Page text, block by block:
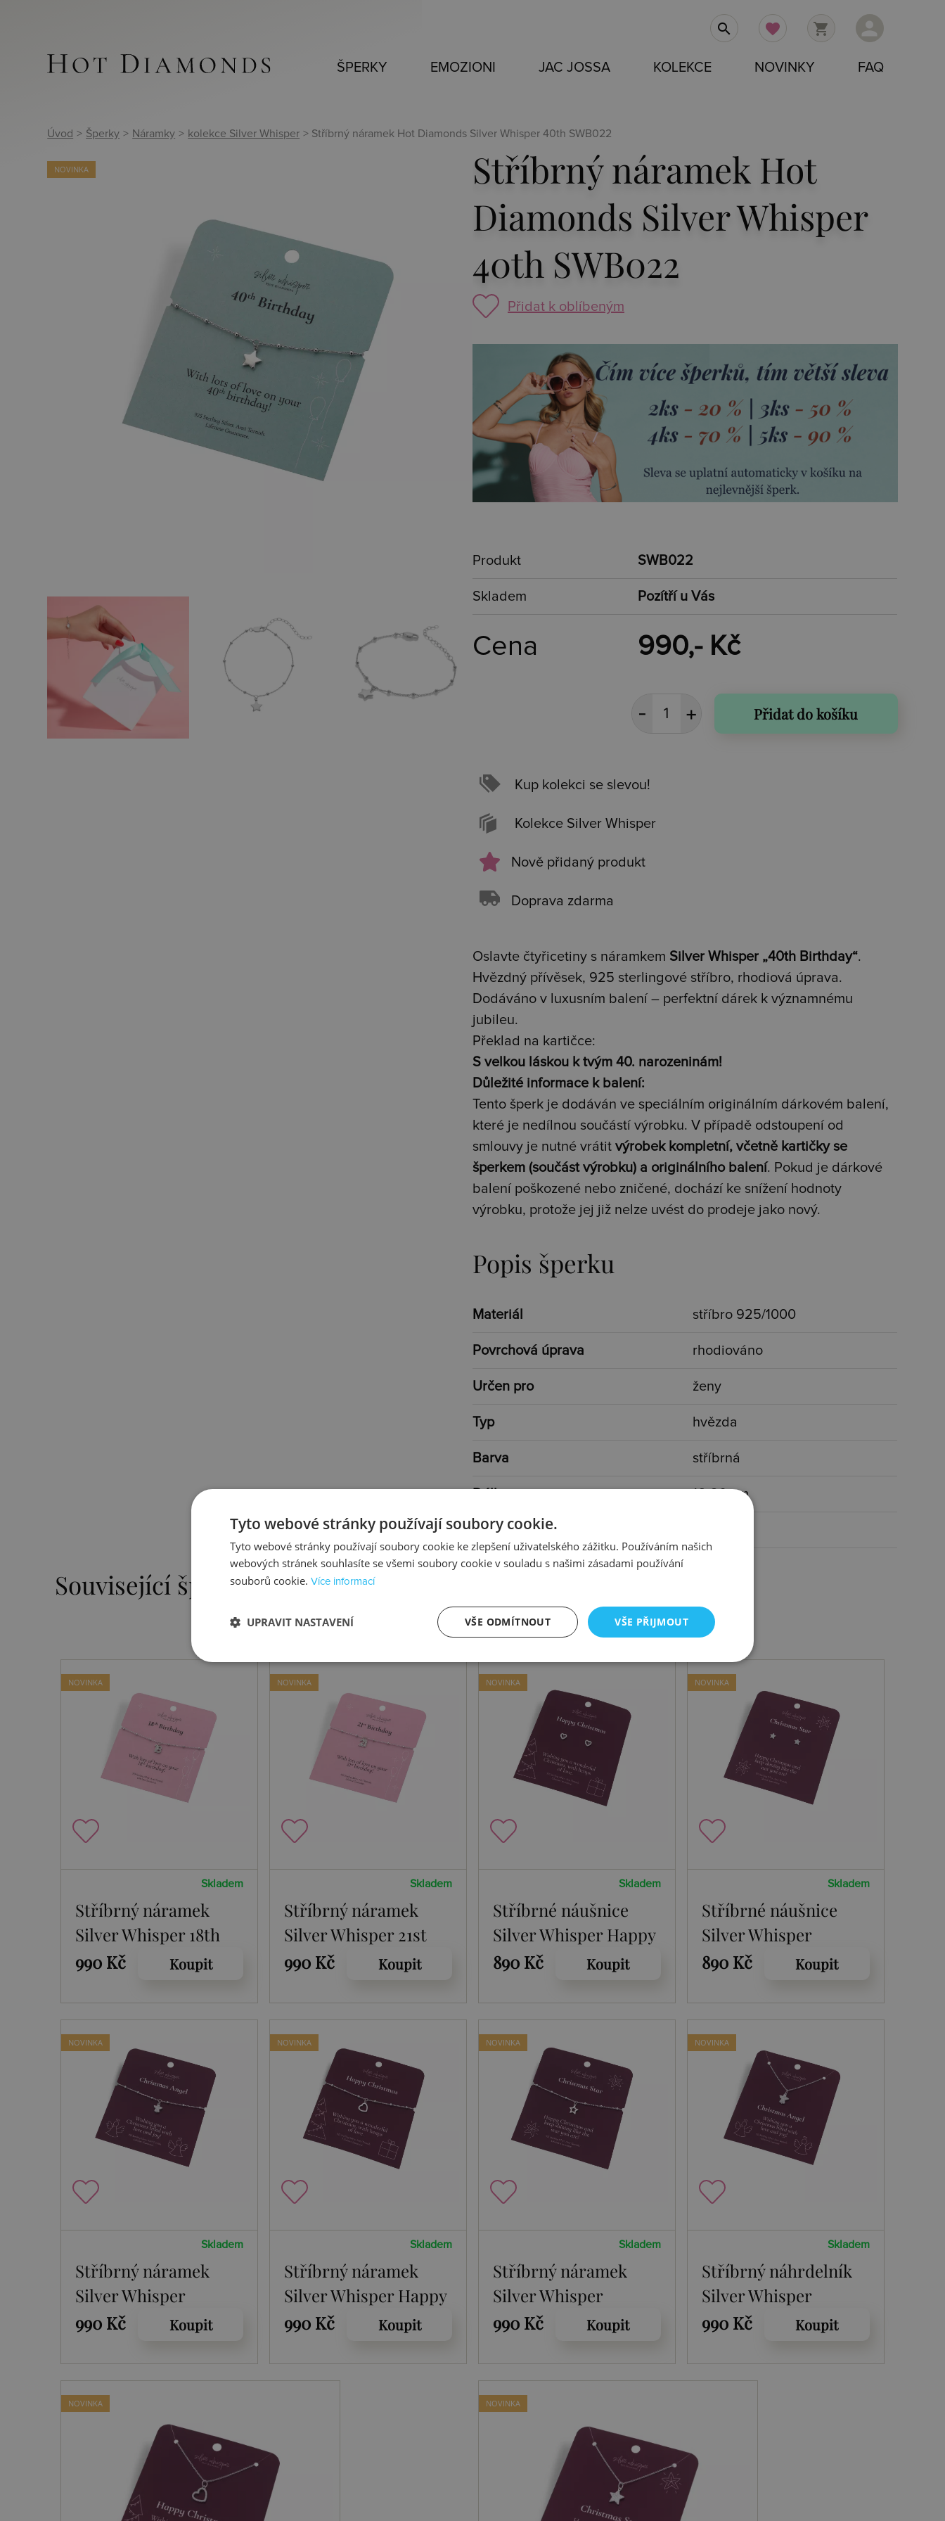
person
shopping_cart
favorite
search
ŠPERKY EMOZIONI JAC JOSSA KOLEKCE NOVINKY FAQ
Úvod > Šperky > Náramky > kolekce Silver Whisper > Stříbrný náramek Hot Diamonds Silver Whisper 40th SWB022
Stříbrný náramek Hot
Diamonds Silver Whisper
40th SWB022
Přidat k oblíbeným
NOVINKA
Produkt SWB022
Skladem Pozítří u Vás
Cena 990,- Kč
Přidat do košíku
Kup kolekci se slevou!
Kolekce Silver Whisper
Nově přidaný produkt
Doprava zdarma
Oslavte čtyřicetiny s náramkem Silver Whisper „40th Birthday“.
Hvězdný přívěsek, 925 sterlingové stříbro, rhodiová úprava.
Dodáváno v luxusním balení – perfektní dárek k významnému
jubileu.
Překlad na kartičce:
S velkou láskou k tvým 40. narozeninám!
Důležité informace k balení:
Tento šperk je dodáván ve speciálním originálním dárkovém balení,
které je nedílnou součástí výrobku. V případě odstoupení od
smlouvy je nutné vrátit výrobek kompletní, včetně kartičky se
šperkem (součást výrobku) a originálního balení. Pokud je dárkové
balení poškozené nebo zničené, dochází ke snížení hodnoty
výrobku, protože jej již nelze uvést do prodeje jako nový.
Popis šperku
Materiál stříbro 925/1000
Povrchová úprava rhodiováno
Určen pro ženy
Typ hvězda
Barva stříbrná
Délka 16-20 cm
Váha
Související šperky
NOVINKA
Skladem
Stříbrný náramek
Silver Whisper 18th
SWB001
990 Kč Koupit
NOVINKA
Skladem
Stříbrný náramek
Silver Whisper 21st
SWB002
990 Kč Koupit
NOVINKA
Skladem
Stříbrné náušnice
Silver Whisper Happy
Christmas SWE013
890 Kč Koupit
NOVINKA
Skladem
Stříbrné náušnice
Silver Whisper
Christmas Star
890 Kč Koupit
NOVINKA
Skladem
Stříbrný náramek
Silver Whisper
Christmas Angel
990 Kč Koupit
NOVINKA
Skladem
Stříbrný náramek
Silver Whisper Happy
Christmas SWB062
990 Kč Koupit
NOVINKA
Skladem
Stříbrný náramek
Silver Whisper
Christmas Star
990 Kč Koupit
NOVINKA
Skladem
Stříbrný náhrdelník
Silver Whisper
Christmas Angel
990 Kč Koupit
NOVINKA NOVINKA
Tyto webové stránky používají soubory cookie.
Tyto webové stránky používají soubory cookie ke zlepšení uživatelského zážitku. Používáním našich
webových stránek souhlasíte se všemi soubory cookie v souladu s našimi zásadami používání
souborů cookie. Více informací
VŠE PŘIJMOUT
VŠE ODMÍTNOUT
UPRAVIT NASTAVENÍ